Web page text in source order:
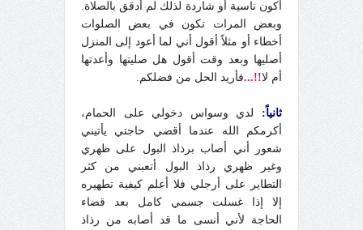
أكون ناسية أو شاردة لذلك لم أدقق بالصلاة.
وبعض المرات تكون في بعض الصلوات
أخطاء أو مثلاً أقول أني لما أعود إلى المنزل
أصليها وبعد وقت أقول هل صليتها وأعدتها
أم لا!!...فأريد الحل من فضلكم.
ثانياً: لدي وسواس دخولي على الحمام،
أكرمكم الله عندما أقضي حاجتي يأتيني
شعور أني أصاب برذاذ البول على ظهري
وغير ظهري رذاذ البول أتعبني من كثر
التطاير على أرجلي فلا أعلم كيفية تطهيره
إلا إذا غسلت جسمي كامل بعد قضاء
الحاجة لأني أنسى ما قد أصابه من رذاذ